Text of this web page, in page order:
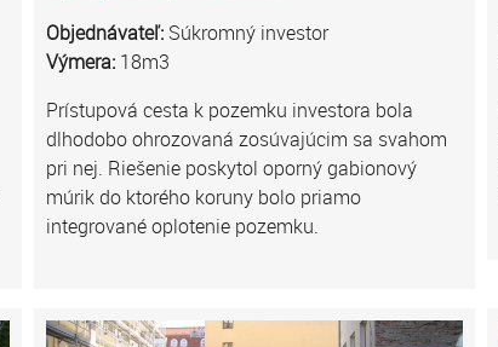
Objednávateľ: Súkromný investor
Výmera: 18m3
Prístupová cesta k pozemku investora bola
dlhodobo ohrozovaná zosúvajúcim sa svahom
pri nej. Riešenie poskytol oporný gabionový
múrik do ktorého koruny bolo priamo
integrované oplotenie pozemku.